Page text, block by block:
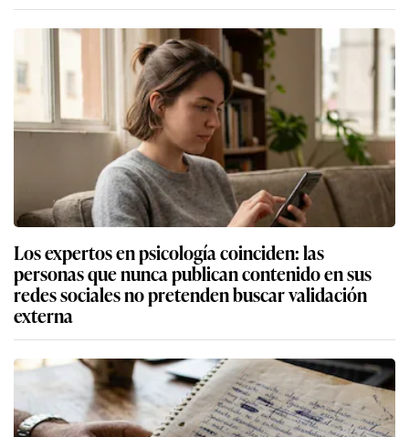
Los expertos en psicología coinciden: las
personas que nunca publican contenido en sus
redes sociales no pretenden buscar validación
externa